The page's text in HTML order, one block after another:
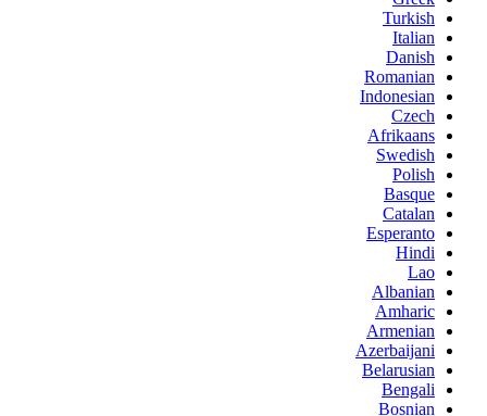
Turkish
Italian
Danish
Romanian
Indonesian
Czech
Afrikaans
Swedish
Polish
Basque
Catalan
Esperanto
Hindi
Lao
Albanian
Amharic
Armenian
Azerbaijani
Belarusian
Bengali
Bosnian